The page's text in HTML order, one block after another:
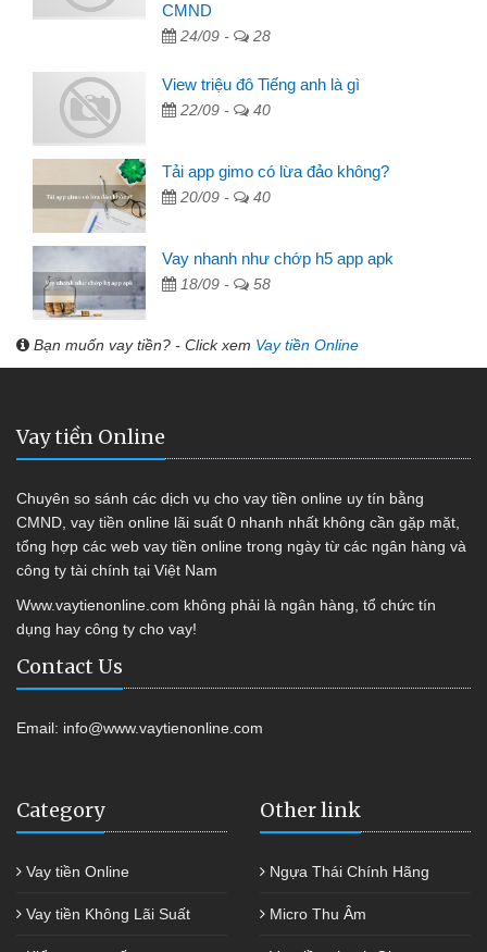
CMND
24/09 - 28
View triệu đô Tiếng anh là gì
22/09 - 40
Tải app gimo có lừa đảo không?
20/09 - 40
Vay nhanh như chớp h5 app apk
18/09 - 58
Bạn muốn vay tiền? - Click xem Vay tiền Online
Vay tiền Online
Chuyên so sánh các dịch vụ cho vay tiền online uy tín bằng
CMND, vay tiền online lãi suất 0 nhanh nhất không cần gặp mặt,
tổng hợp các web vay tiền online trong ngày từ các ngân hàng và
công ty tài chính tại Việt Nam
Www.vaytienonline.com không phải là ngân hàng, tổ chức tín
dụng hay công ty cho vay!
Contact Us
Email: info@www.vaytienonline.com
Category
Vay tiền Online
Vay tiền Không Lãi Suất
Other link
Ngựa Thái Chính Hãng
Micro Thu Âm